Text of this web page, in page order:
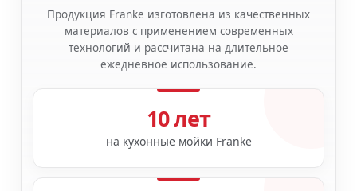
Продукция Franke изготовлена из качественных
материалов с применением современных
технологий и рассчитана на длительное
ежедневное использование.
10 лет
на кухонные мойки Franke